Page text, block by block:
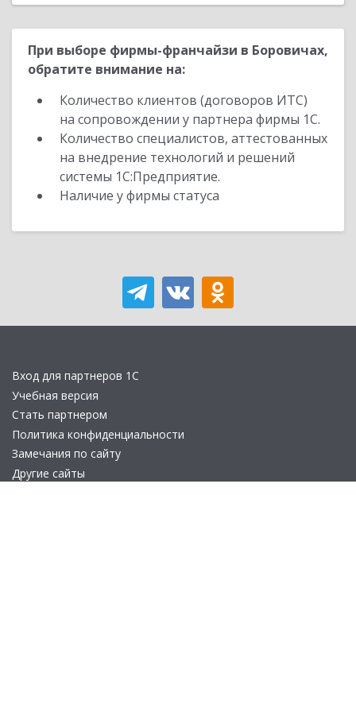
При выборе фирмы-франчайзи в Боровичах,
обратите внимание на:
Количество клиентов (договоров ИТС)
на сопровождении у партнера фирмы 1С.
Количество специалистов, аттестованных
на внедрение технологий и решений
системы 1С:Предприятие.
Наличие у фирмы статуса
Вход для партнеров 1С
Учебная версия
Стать партнером
Политика конфиденциальности
Замечания по сайту
Другие сайты